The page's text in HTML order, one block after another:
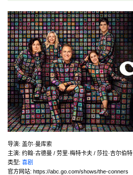
导演: 盖尔·曼库索
主演: 约翰·古德曼 / 劳里·梅特卡夫 / 莎拉·吉尔伯特
类型: 喜剧
官方网站: https://abc.go.com/shows/the-conners